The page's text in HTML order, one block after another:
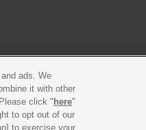
シー Cookieポリ
製品・事業のお問
ads. We
it with other
click " here"
to opt out of our
to exercise your